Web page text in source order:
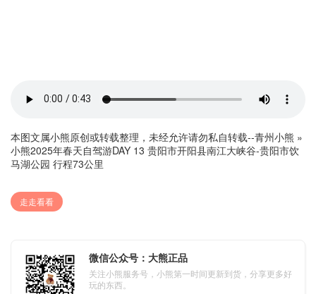
本图文属小熊原创或转载整理，未经允许请勿私自转载--青州小熊 »
小熊2025年春天自驾游DAY 13 贵阳市开阳县南江大峡谷-贵阳市饮
马湖公园 行程73公里
走走看看
微信公众号：大熊正品
关注小熊服务号，小熊第一时间更新到货，分享更多好
玩的东西。